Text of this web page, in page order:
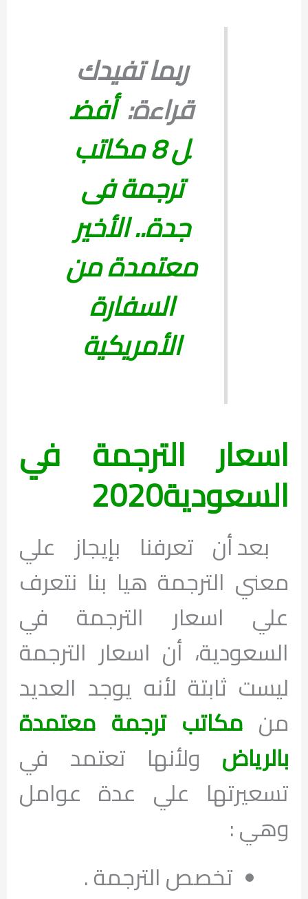
ربما تفيدك
قراءة:أفض
ل 8 مكاتب
ترجمة فى
جدة.. الأخير
معتمدة من
السفارة
الأمريكية
اسعار الترجمة في
السعودية2020
بعد أن تعرفنا بإيجاز علي
معني الترجمة هيا بنا نتعرف
علي اسعار الترجمة في
السعودية، أن اسعار الترجمة
ليست ثابتة لأنه يوجد العديد
من مكاتب ترجمة معتمدة
بالرياض ولأنها تعتمد في
تسعيرتها علي عدة عوامل
وهي :
تخصص الترجمة .